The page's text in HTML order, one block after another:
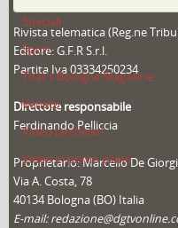
Speciali
Sport
That's Bologna Magazine
Veneto
Video (archivio)
Video in primo piano
Rivista telematica (Reg.ne
Editore: G.F.R S.r.l.
Partita Iva 03334250234
Direttore responsabile
Ferdinando Pelliccia
Proprietario: Marcello De
Via A. Costa, 78
40134 Bologna (BO) Italia
E-mail: